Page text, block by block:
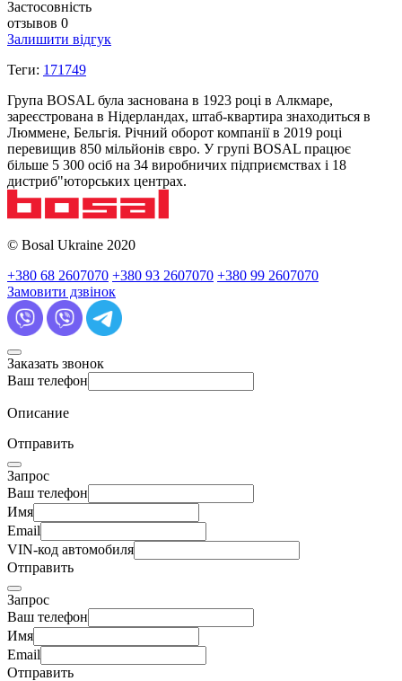
Застосовність
отзывов 0
Залишити відгук
Теги: 171749
Група BOSAL була заснована в 1923 році в Алкмаре,
зареєстрована в Нідерландах, штаб-квартира знаходиться в
Люммене, Бельгія. Річний оборот компанії в 2019 році
перевищив 850 мільйонів євро. У групі BOSAL працює
більше 5 300 осіб на 34 виробничих підприємствах і 18
дистриб"юторських центрах.
© Bosal Ukraine 2020
+380 68 2607070 +380 93 2607070 +380 99 2607070
Замовити дзвінок
Заказать звонок
Ваш телефон
Описание
Отправить
Запрос
Ваш телефон
Имя
Email
VIN-код автомобиля
Отправить
Запрос
Ваш телефон
Имя
Email
Отправить